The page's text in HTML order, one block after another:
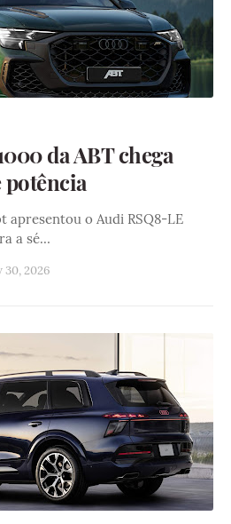
da ABT chega
potência
apresentou o Audi RSQ8-LE
a sé…
30, 2026